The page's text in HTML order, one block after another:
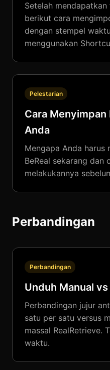
Setelah
berikut cara
dengan stempel
menggunakan
Pelestarian
Cara Menyimpan
Anda
Mengapa Anda harus
BeReal sekarang dan
melakukannya
Perbandingan
Perbandingan
Unduh Manual
Perbandingan jujur
satu per satu versus
massal RealRetrieve.
waktu.